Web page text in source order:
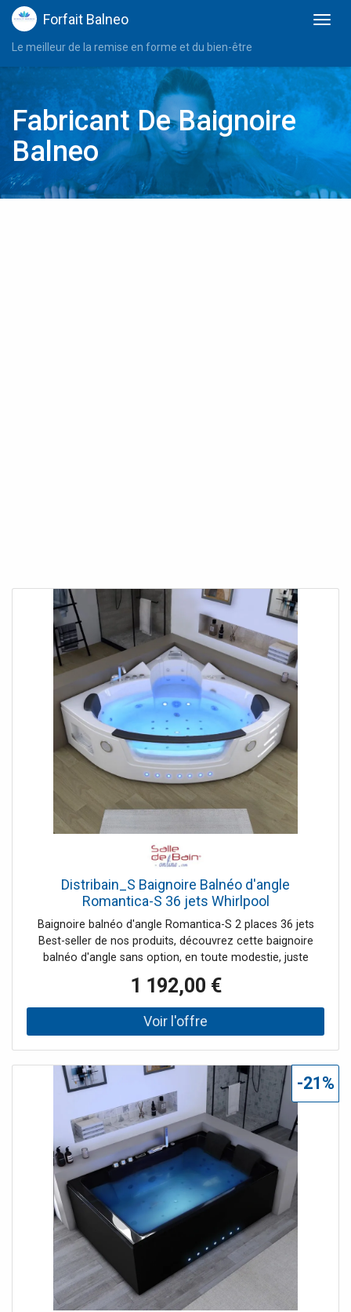
Forfait Balneo
Le meilleur de la remise en forme et du bien-être
Fabricant De Baignoire
Balneo
Distribain_S Baignoire Balnéo d'angle
Romantica-S 36 jets Whirlpool
Baignoire balnéo d'angle Romantica-S 2 places 36 jets
Best-seller de nos produits, découvrez cette baignoire
balnéo d'angle sans option, en toute modestie, juste
ou à deux. Une fois installé dans la baignoire balnéo
d'angle, vous vous laissez relaxer par les 36 jets
d'hydromassage tout le long de votre corps. Un régulateur
permet de gérer l'intensité des jets. Le hublot laisse
confère à votre salle de bain une atmosphère romantique.
Une cascade déferle dans l'angle de la baignoire balnéo,
imaginez-vous ailleurs! Le + : La baignoire balnéo d'angle
Romantica est disponible en deux versions, avec ou sans
options, ici sans option.
1 192,00 €
-21%